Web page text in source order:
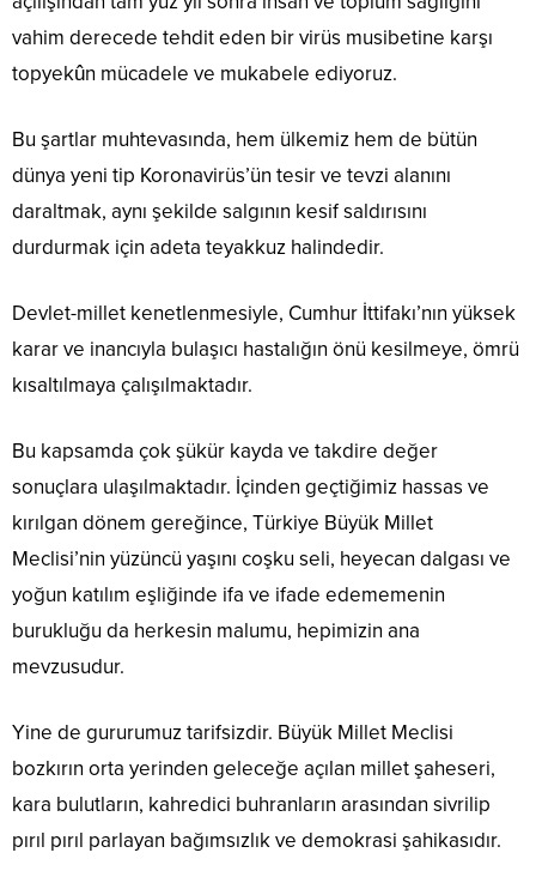
vahim derecede tehdit eden bir virüs musibetine karşı
topyekûn mücadele ve mukabele ediyoruz.
Bu şartlar muhtevasında, hem ülkemiz hem de bütün
dünya yeni tip Koronavirüs’ün tesir ve tevzi alanını
daraltmak, aynı şekilde salgının kesif saldırısını
durdurmak için adeta teyakkuz halindedir.
Devlet-millet kenetlenmesiyle, Cumhur İttifakı’nın yüksek
karar ve inancıyla bulaşıcı hastalığın önü kesilmeye, ömrü
kısaltılmaya çalışılmaktadır.
Bu kapsamda çok şükür kayda ve takdire değer
sonuçlara ulaşılmaktadır. İçinden geçtiğimiz hassas ve
kırılgan dönem gereğince, Türkiye Büyük Millet
Meclisi’nin yüzüncü yaşını coşku seli, heyecan dalgası ve
yoğun katılım eşliğinde ifa ve ifade edememenin
burukluğu da herkesin malumu, hepimizin ana
mevzusudur.
Yine de gururumuz tarifsizdir. Büyük Millet Meclisi
bozkırın orta yerinden geleceğe açılan millet şaheseri,
kara bulutların, kahredici buhranların arasından sivrilip
pırıl pırıl parlayan bağımsızlık ve demokrasi şahikasıdır.